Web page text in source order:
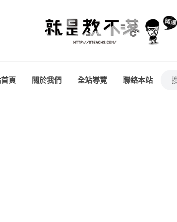
頁 關於我們 全站導覽 聯絡本站